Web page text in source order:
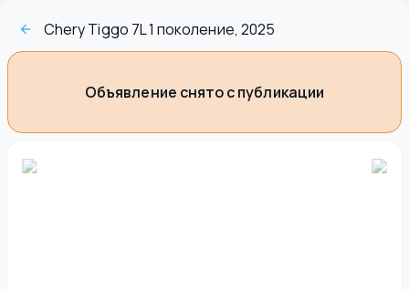
Chery Tiggo 7L 1 поколение, 2025
Объявление снято с публикации